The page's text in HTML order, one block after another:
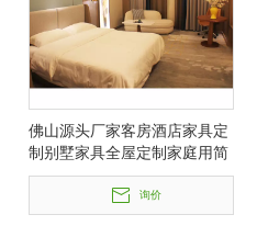
佛山源头厂家客房酒店家具定
制别墅家具全屋定制家庭用简
约实木床
询价